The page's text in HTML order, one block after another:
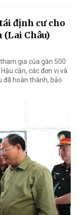
định cư cho
(Lai Châu)
gia của gần 500
cần, các đơn vị và
đã hoàn thành, bảo